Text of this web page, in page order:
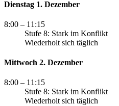
Dienstag 1. Dezember
8:00 – 11:15
Stufe 8: Stark im Konflikt
Wiederholt sich täglich
Mittwoch 2. Dezember
8:00 – 11:15
Stufe 8: Stark im Konflikt
Wiederholt sich täglich